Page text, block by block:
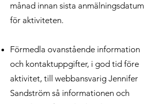
månad innan sista anmälningsdatum
för aktiviteten.
Förmedla ovanstående information
och kontaktuppgifter, i god tid före
aktivitet, till webbansvarig Jennifer
Sandström så informationen och